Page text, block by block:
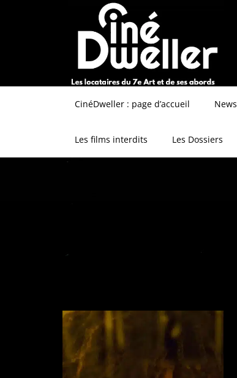
CinéDweller : page d’accueil News
Les films interdits Les Dossiers